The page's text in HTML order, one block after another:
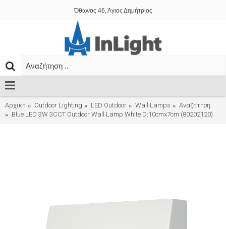
Όθωνος 46, Άγιος Δημήτριος
Αρχική Outdoor Lighting LED Outdoor Wall Lamps
Αναζήτηση
Blue LED 3W 3CCT Outdoor Wall Lamp White D:10cmx7cm (80202120)